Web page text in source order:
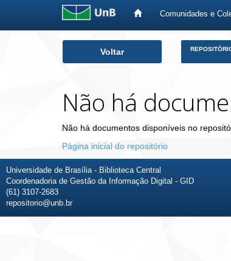
Comunidades e
Voltar
Não há
Não há documentos disponíveis no
Página inicial do repositório
Universidade de Brasília - Biblioteca Central
Coordenadoria de Gestão da Informação Digital - GID
(61) 3107-2683
repositorio@unb.br